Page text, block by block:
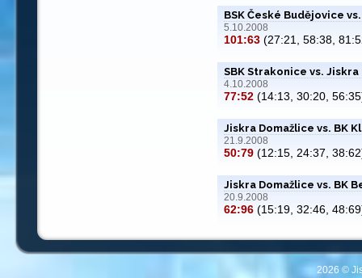
BSK České Budějovice
5.10.2008
101:63 (27:21, 58:38,
SBK Strakonice vs. Jiskra
4.10.2008
77:52 (14:13, 30:20,
Jiskra Domažlice vs. BK
21.9.2008
50:79 (12:15, 24:37,
Jiskra Domažlice vs. BK
20.9.2008
62:96 (15:19, 32:46,
2026 ©